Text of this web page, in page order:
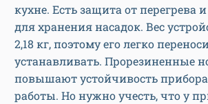
кухне. Есть защита от перегрева
для хранения насадок. Вес
2,18 кг, поэтому его легко
устанавливать. Прорезиненные
повышают устойчивость
работы. Но нужно учесть, что у